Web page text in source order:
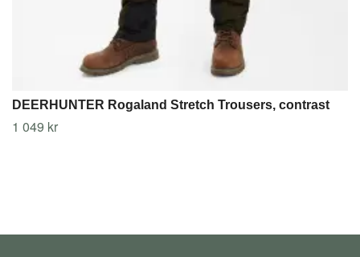
DEERHUNTER Rogaland Stretch Trousers, contrast
1 049 kr